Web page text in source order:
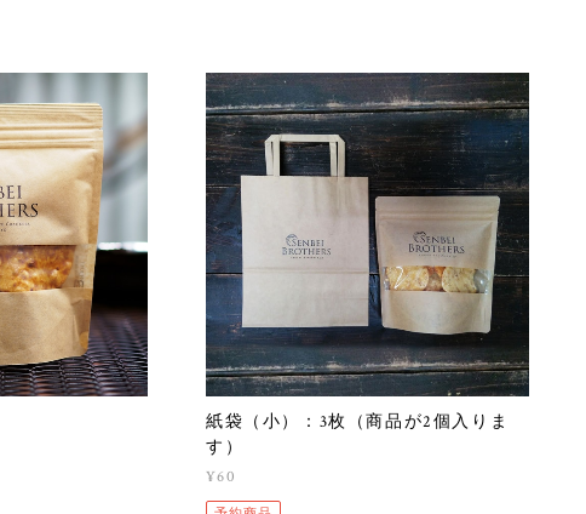
紙袋（小）：3枚（商品が2個入りま
す）
¥60